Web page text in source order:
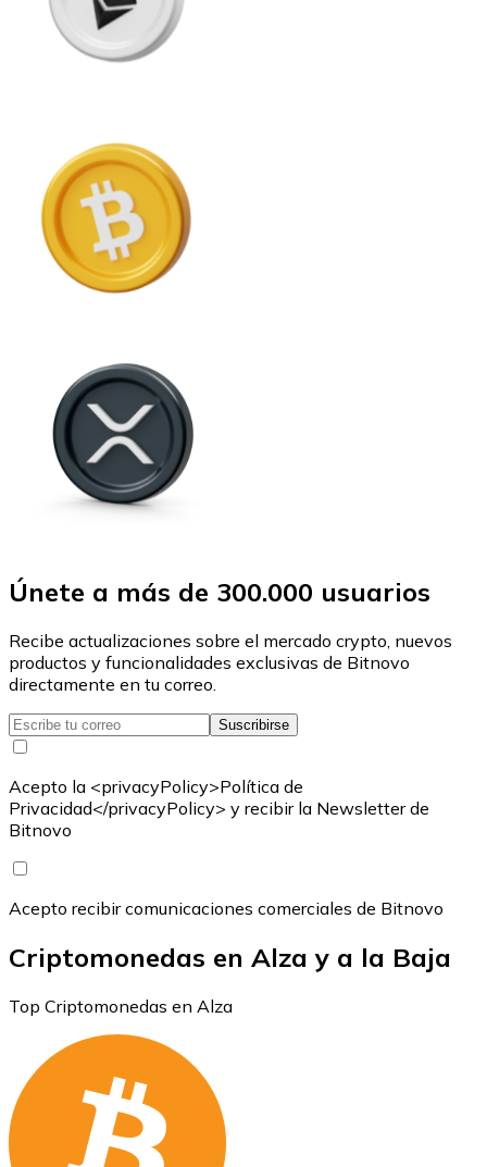
Únete a más de 300.000 usuarios
Recibe actualizaciones sobre el mercado crypto, nuevos
productos y funcionalidades exclusivas de Bitnovo
directamente en tu correo.
Suscribirse
Acepto la <privacyPolicy>Política de
Privacidad</privacyPolicy> y recibir la Newsletter de
Bitnovo
Acepto recibir comunicaciones comerciales de Bitnovo
Criptomonedas en Alza y a la Baja
Top Criptomonedas en Alza